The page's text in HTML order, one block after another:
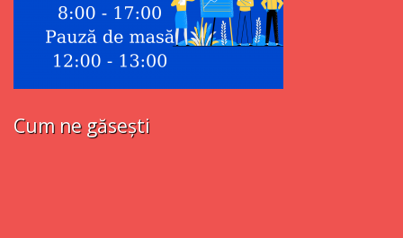
Cum ne găsești